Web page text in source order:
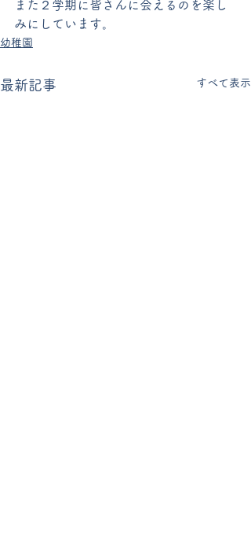
また２学期に皆さんに会えるのを楽し
みにしています。
幼稚園
最新記事 すべて表示